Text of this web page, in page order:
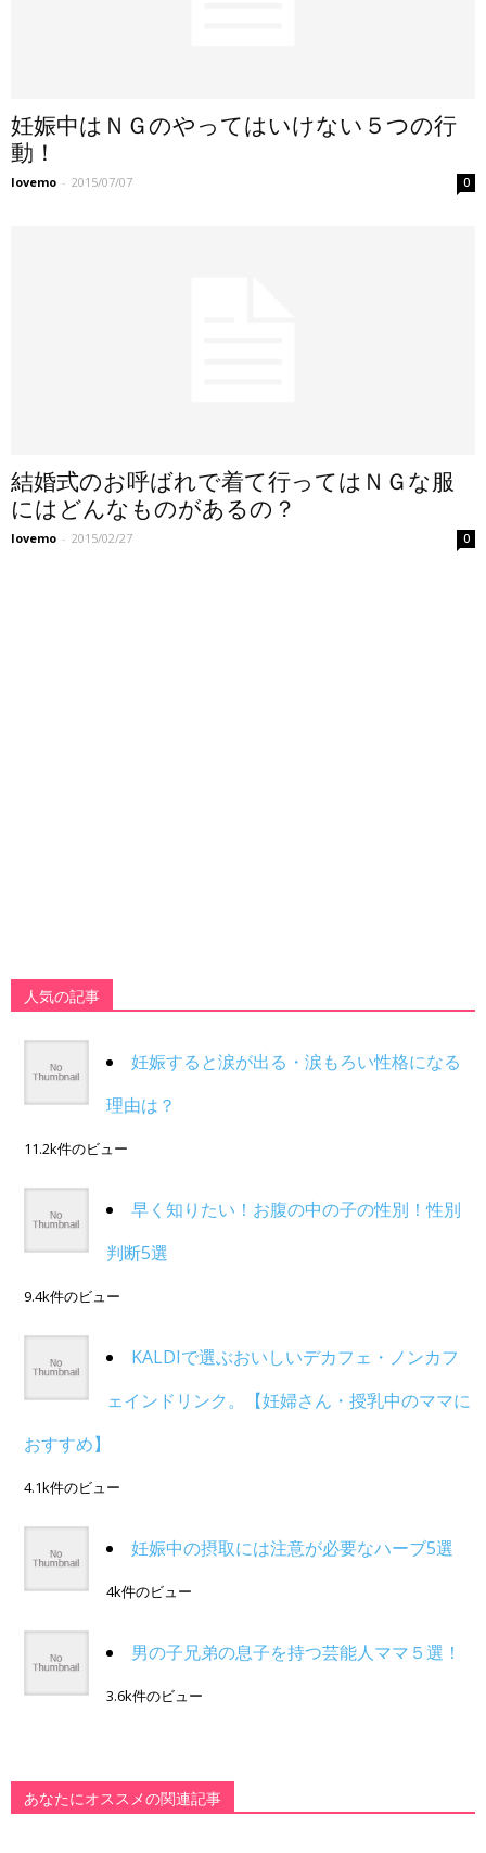
妊娠中はＮＧのやってはいけない５つの行
動！
lovemo - 2015/07/07 0
結婚式のお呼ばれで着て行ってはＮＧな服
にはどんなものがあるの？
lovemo - 2015/02/27 0
人気の記事
妊娠すると涙が出る・涙もろい性格になる
理由は？
11.2k件のビュー
早く知りたい！お腹の中の子の性別！性別
判断5選
9.4k件のビュー
KALDIで選ぶおいしいデカフェ・ノンカフ
ェインドリンク。【妊婦さん・授乳中のママに
おすすめ】
4.1k件のビュー
妊娠中の摂取には注意が必要なハーブ5選
4k件のビュー
男の子兄弟の息子を持つ芸能人ママ５選！
3.6k件のビュー
あなたにオススメの関連記事